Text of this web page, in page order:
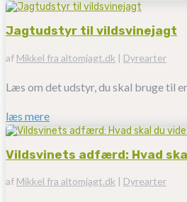
Jagtudstyr til vildsvinejagt
af Mikkel fra altomjagt.dk | Dyrearter
Læs om det udstyr, du skal bruge til
læs mere
Vildsvinets adfærd: Hvad
af Mikkel fra altomjagt.dk | Dyrearter